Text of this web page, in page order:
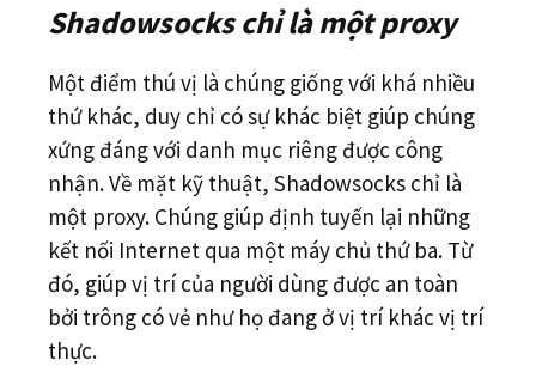
Shadowsocks chỉ là một proxy
Một điểm thú vị là chúng giống với khá nhiều
thứ khác, duy chỉ có sự khác biệt giúp chúng
xứng đáng với danh mục riêng được công
nhận. Về mặt kỹ thuật, Shadowsocks chỉ là
một proxy. Chúng giúp định tuyến lại những
kết nối Internet qua một máy chủ thứ ba. Từ
đó, giúp vị trí của người dùng được an toàn
bởi trông có vẻ như họ đang ở vị trí khác vị trí
thực.